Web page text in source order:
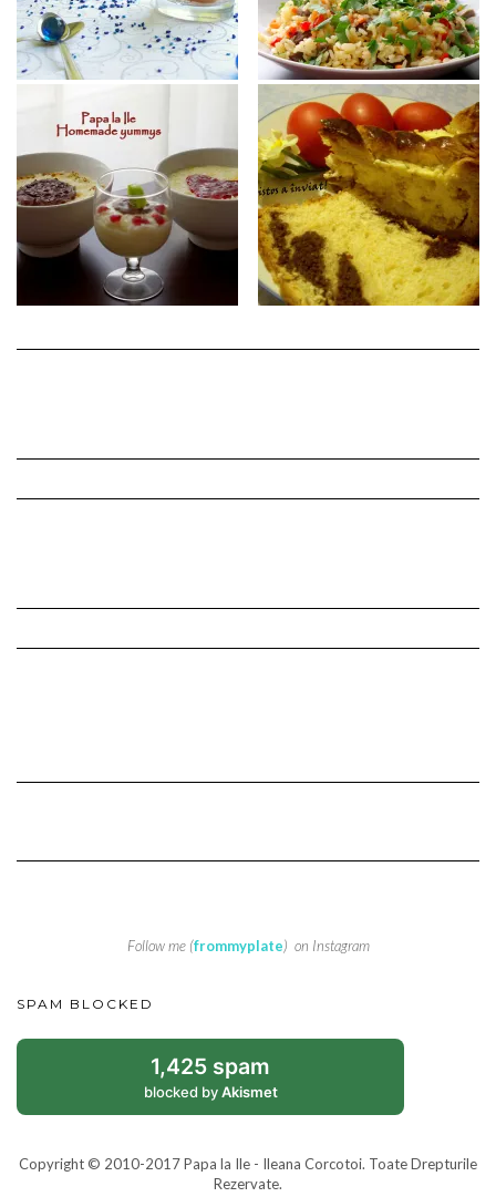
Follow me (frommyplate) on Instagram
SPAM BLOCKED
1,425 spam
blocked byAkismet
Copyright © 2010-2017 Papa la Ile - Ileana Corcotoi. Toate Drepturile
Rezervate.